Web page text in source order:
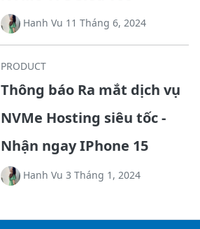
Hanh Vu 11 Tháng 6, 2024
PRODUCT
Thông báo Ra mắt dịch vụ
NVMe Hosting siêu tốc -
Nhận ngay IPhone 15
Hanh Vu 3 Tháng 1, 2024